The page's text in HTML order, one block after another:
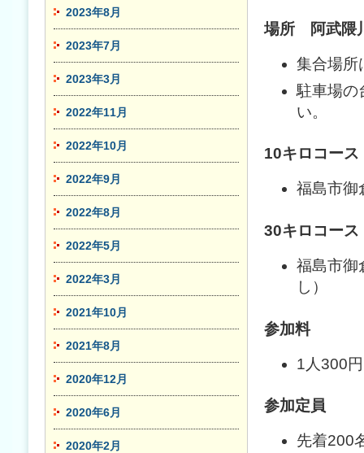
2023年8月
2023年7月
2023年3月
2022年11月
2022年10月
2022年9月
2022年8月
2022年5月
2022年3月
2021年10月
2021年8月
2020年12月
2020年6月
2020年2月
場所 阿武隈
集合場所
駐車場の
い。
10キロコース
福島市御
30キロコース
福島市御
し）
参加料
1人300
参加定員
先着200